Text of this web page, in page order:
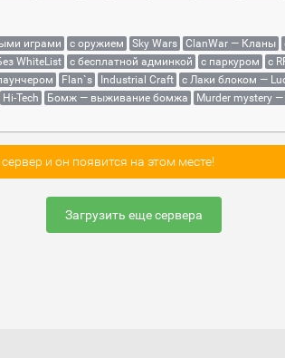
играми с оружием Sky Wars ClanWar — Кланы
WhiteList с бесплатной админкой с паркуром с
Flan`s Industrial Craft с Лаки блоком —
Hi-Tech Бомж — выживание бомжа Murder mystery
и он появится на этом месте!
Загрузить еще сервера